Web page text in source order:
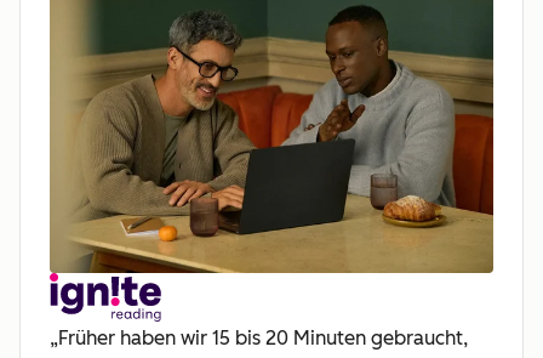
„Früher haben wir 15 bis 20 Minuten gebraucht,